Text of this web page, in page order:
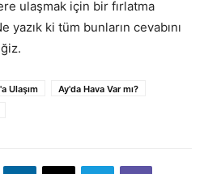
ulaşmak için bir fırlatma
yazık ki tüm bunların cevabını
Ulaşım
Ay'da Hava Var mı?